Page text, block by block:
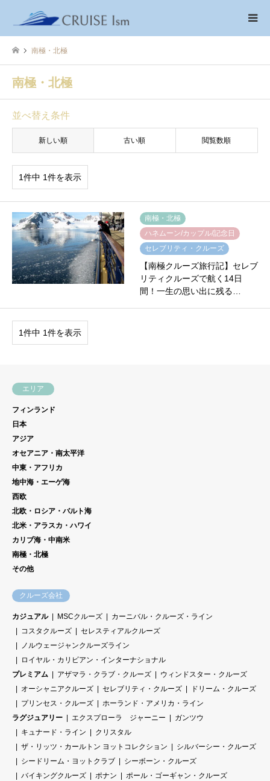
南極・北極
南極・北極
並べ替え条件
新しい順 古い順 閲覧数順
1件中 1件を表示
南極・北極
ハネムーン/カップル/記念日
セレブリティ・クルーズ
【南極クルーズ旅行記】セレブ
リティクルーズで航く14日
間！一生の思い出に残る…
1件中 1件を表示
エリア
フィンランド
日本
アジア
オセアニア・南太平洋
中東・アフリカ
地中海・エーゲ海
西欧
北欧・ロシア・バルト海
北米・アラスカ・ハワイ
カリブ海・中南米
南極・北極
その他
クルーズ会社
カジュアル MSCクルーズ
カーニバル・クルーズ・ライン
コスタクルーズ
セレスティアルクルーズ
ノルウェージャンクルーズライン
ロイヤル・カリビアン・インターナショナル
プレミアム
アザマラ・クラブ・クルーズ
ウィンドスター・クルーズ
オーシャニアクルーズ
セレブリティ・クルーズ
ドリーム・クルーズ
プリンセス・クルーズ
ホーランド・アメリカ・ライン
ラグジュアリー
エクスプローラ ジャーニー
ガンツウ
キュナード・ライン
クリスタル
ザ・リッツ・カールトン ヨットコレクション
シルバーシー・クルーズ
シードリーム・ヨットクラブ
シーボーン・クルーズ
バイキングクルーズ
ポナン
ポール・ゴーギャン・クルーズ